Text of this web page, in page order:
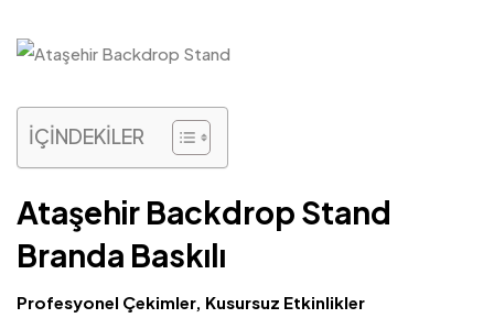
İÇİNDEKİLER
Ataşehir Backdrop Stand
Branda Baskılı
Profesyonel Çekimler, Kusursuz Etkinlikler